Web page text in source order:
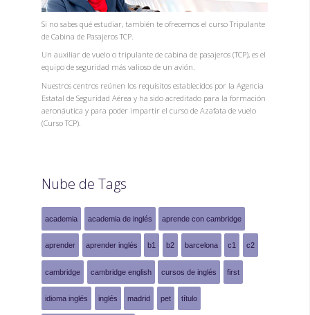
Si no sabes qué estudiar, también te ofrecemos el curso Tripulante
de Cabina de Pasajeros TCP.
Un auxiliar de vuelo o tripulante de cabina de pasajeros (TCP), es el
equipo de seguridad más valioso de un avión.
Nuestros centros reúnen los requisitos establecidos por la Agencia
Estatal de Seguridad Aérea y ha sido acreditado para la formación
aeronáutica y para poder impartir el curso de Azafata de vuelo
(Curso TCP).
Nube de Tags
academia academia de inglés aprende con cambridge
aprender aprender inglés b1 b2 barcelona c1 c2
cambridge cambridge english cursos de inglés first
idioma inglés inglés madrid pet título